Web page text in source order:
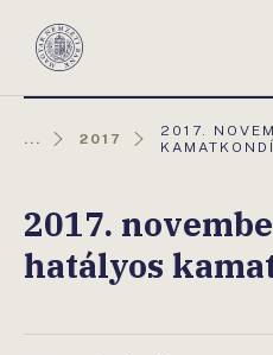
Magyar
... 2017
AKTUÁLIS
OLDAL:
2017.
2017.
hatályos